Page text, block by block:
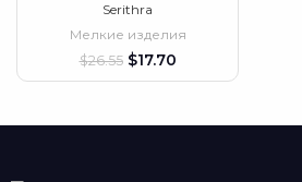
Serithra
Мелкие изделия
$26.55 $17.70